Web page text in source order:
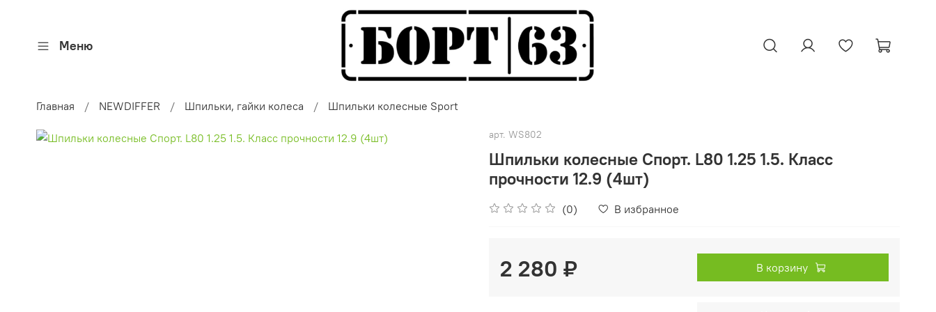
Меню
Главная NEWDIFFER Шпильки, гайки колеса Шпильки колесные Sport
арт. WS802
Шпильки колесные Спорт. L80 1.25 1.5. Класс
прочности 12.9 (4шт)
(0) В избранное
2 280 ₽ В корзину